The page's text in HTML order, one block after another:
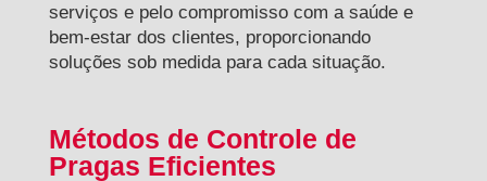
serviços e pelo compromisso com a saúde e
bem-estar dos clientes, proporcionando
soluções sob medida para cada situação.
Métodos de Controle de
Pragas Eficientes